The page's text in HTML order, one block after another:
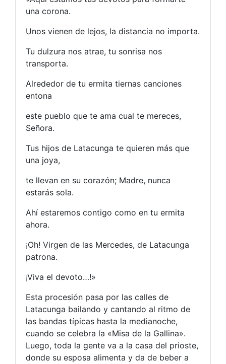
una corona.
Unos vienen de lejos, la distancia no importa.
Tu dulzura nos atrae, tu sonrisa nos
transporta.
Alrededor de tu ermita tiernas canciones
entona
este pueblo que te ama cual te mereces,
Señora.
Tus hijos de Latacunga te quieren más que
una joya,
te llevan en su corazón; Madre, nunca
estarás sola.
Ahí estaremos contigo como en tu ermita
ahora.
¡Oh! Virgen de las Mercedes, de Latacunga
patrona.
¡Viva el devoto…!»
Esta procesión pasa por las calles de
Latacunga bailando y cantando al ritmo de
las bandas típicas hasta la medianoche,
cuando se celebra la «Misa de la Gallina».
Luego, toda la gente va a la casa del prioste,
donde su esposa alimenta y da de beber a